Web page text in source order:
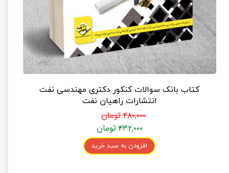
کتاب بانک سوالات کنکور دکتری مهندسی نفت
انتشارات راهیان نفت
۴۸۰,۰۰۰ تومان
۴۳۲,۰۰۰ تومان
افزودن به سبد خرید